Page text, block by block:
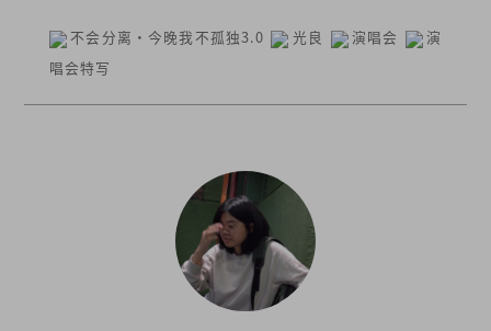
不会分离·今晚我不孤独3.0 光良 演唱会
演
唱会特写